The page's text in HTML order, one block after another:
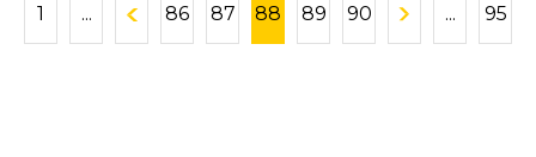
1 ... 86 87 88 89 90 ... 95